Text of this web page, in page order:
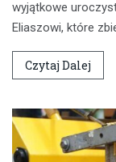
wyjątkowe
Eliaszowi, które
Czytaj Dalej